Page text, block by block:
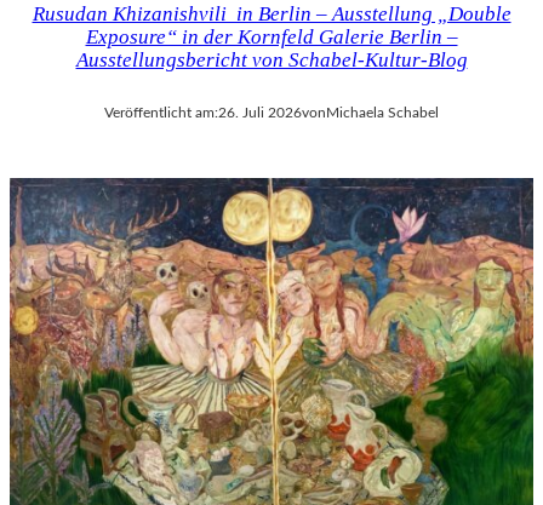
Rusudan Khizanishvili in Berlin – Ausstellung „Double
Exposure“ in der Kornfeld Galerie Berlin –
Ausstellungsbericht von Schabel-Kultur-Blog
Veröffentlicht am:26. Juli 2026vonMichaela Schabel